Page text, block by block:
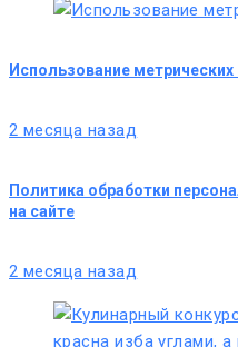
Использование
2 месяца назад
Политика обработки
на сайте
2 месяца назад